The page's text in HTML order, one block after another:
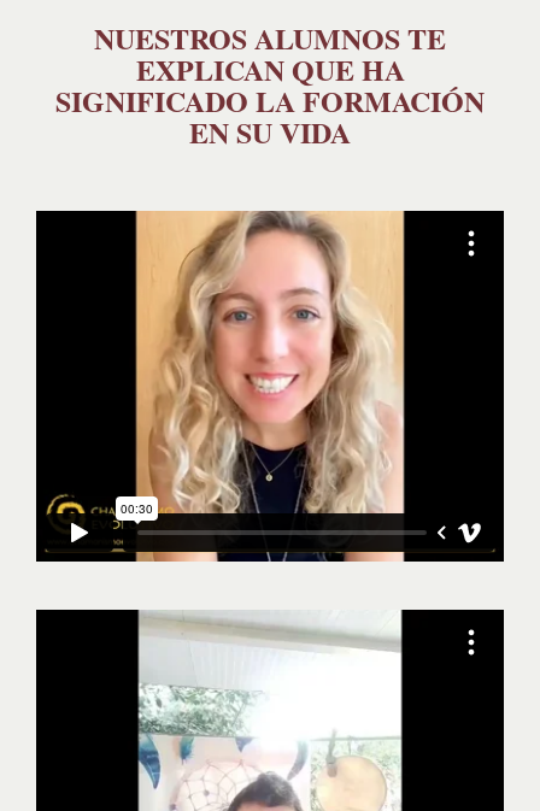
NUESTROS ALUMNOS TE
EXPLICAN QUE HA
SIGNIFICADO LA FORMACIÓN
EN SU VIDA